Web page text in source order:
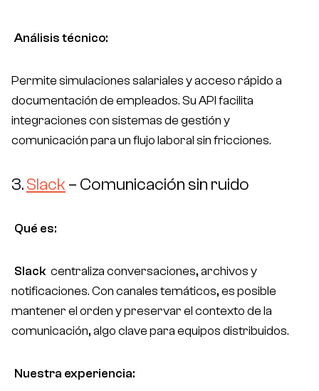
Análisis técnico:
Permite simulaciones salariales y acceso rápido a
documentación de empleados. Su API facilita
integraciones con sistemas de gestión y
comunicación para un flujo laboral sin fricciones.
3.Slack – Comunicación sin ruido
Qué es:
Slack centraliza conversaciones, archivos y
notificaciones. Con canales temáticos, es posible
mantener el orden y preservar el contexto de la
comunicación, algo clave para equipos distribuidos.
Nuestra experiencia: